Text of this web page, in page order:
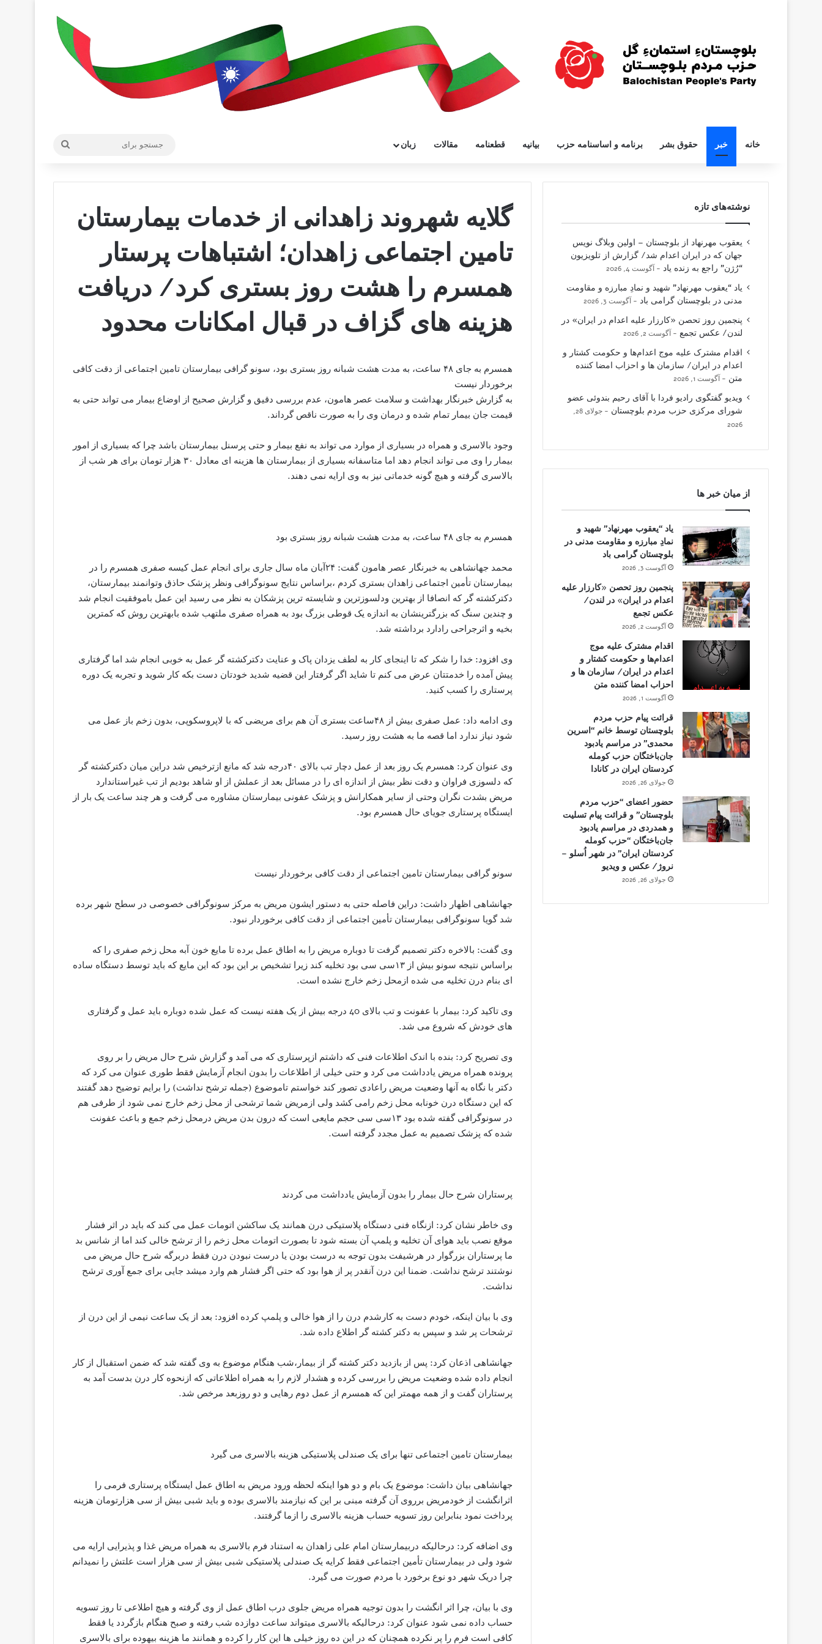
خانه خبر حقوق بشر برنامه و اساسنامه حزب بیانیه قطعنامه مقالات زبان
گلایه شهروند زاهدانی از خدمات بیمارستان
تامین اجتماعی زاهدان؛ اشتباهات پرستار
همسرم را هشت روز بستری کرد/ دریافت
هزینه های گزاف در قبال امکانات محدود
همسرم به جای ۴۸ ساعت، به مدت هشت شبانه روز بستری بود، سونو گرافی بیمارستان تامین اجتماعی از دقت کافی
برخوردار نیست
به گزارش خبرنگار بهداشت و سلامت عصر هامون، عدم بررسی دقیق و گزارش صحیح از اوضاع بیمار می تواند حتی به
قیمت جان بیمار تمام شده و درمان وی را به صورت ناقص گرداند.
وجود بالاسری و همراه در بسیاری از موارد می تواند به نفع بیمار و حتی پرسنل بیمارستان باشد چرا که بسیاری از امور
بیمار را وی می تواند انجام دهد اما متاسفانه بسیاری از بیمارستان ها هزینه ای معادل ۳۰ هزار تومان برای هر شب از
بالاسری گرفته و هیچ گونه خدماتی نیز به وی ارایه نمی دهند.
همسرم به جای ۴۸ ساعت، به مدت هشت شبانه روز بستری بود
محمد جهانشاهی به خبرنگار عصر هامون گفت: ۲۴آبان ماه سال جاری برای انجام عمل کیسه صفری همسرم را در
بیمارستان تأمین اجتماعی زاهدان بستری کردم ،براساس نتایج سونوگرافی ونظر پزشک حاذق وتوانمند بیمارستان،
دکترکشته گر که انصافا از بهترین ودلسوزترین و شایسته ترین پزشکان به نظر می رسید این عمل باموفقیت انجام شد
و چندین سنگ که بزرگترینشان به اندازه یک قوطی بزرگ بود به همراه صفری ملتهب شده بابهترین روش که کمترین
بخیه و اثرجراحی رادارد برداشته شد.
وی افزود: خدا را شکر که تا اینجای کار به لطف یزدان پاک و عنایت دکترکشته گر عمل به خوبی انجام شد اما گرفتاری
پیش آمده را خدمتتان عرض می کنم تا شاید اگر گرفتار این قضیه شدید خودتان دست بکه کار شوید و تجربه یک دوره
پرستاری را کسب کنید.
وی ادامه داد: عمل صفری بیش از ۴۸ساعت بستری آن هم برای مریضی که با لاپروسکوپی، بدون زخم باز عمل می
شود نیاز ندارد اما قصه ما به هشت روز رسید.
وی عنوان کرد: همسرم یک روز بعد از عمل دچار تب بالای ۴۰درجه شد که مانع ازترخیص شد دراین میان دکترکشته گر
که دلسوزی فراوان و دقت نظر بیش از اندازه ای را در مسائل بعد از عملش از او شاهد بودیم از تب غیراستاندارد
مریض بشدت نگران وحتی از سایر همکارانش و پزشک عفونی بیمارستان مشاوره می گرفت و هر چند ساعت یک بار از
ایستگاه پرستاری جویای حال همسرم بود.
سونو گرافی بیمارستان تامین اجتماعی از دقت کافی برخوردار نیست
جهانشاهی اظهار داشت: دراین فاصله حتی به دستور ایشون مریض به مرکز سونوگرافی خصوصی در سطح شهر برده
شد گویا سونوگرافی بیمارستان تأمین اجتماعی از دقت کافی برخوردار نبود.
وی گفت: بالاخره دکتر تصمیم گرفت تا دوباره مریض را به اطاق عمل برده تا مایع خون آبه محل زخم صفری را که
براساس نتیجه سونو بیش از ۱۳سی سی بود تخلیه کند زیرا تشخیص بر این بود که این مایع که باید توسط دستگاه ساده
ای بنام درن تخلیه می شده ازمحل زخم خارج نشده است.
وی تاکید کرد: بیمار با عفونت و تب بالای 40 درجه بیش از یک هفته نیست که عمل شده دوباره باید عمل و گرفتاری
های خودش که شروع می شد.
وی تصریح کرد: بنده با اندک اطلاعات فنی که داشتم ازپرستاری که می آمد و گزارش شرح حال مریض را بر روی
پرونده همراه مریض یادداشت می کرد و حتی خیلی از اطلاعات را بدون انجام آزمایش فقط طوری عنوان می کرد که
دکتر با نگاه به آنها وضعیت مریض راعادی تصور کند خواستم تاموضوع (جمله ترشح نداشت) را برایم توضیح دهد گفتند
که این دستگاه درن خونابه محل زخم رامی کشد ولی ازمریض شما ترشحی از محل زخم خارج نمی شود از طرفی هم
در سونوگرافی گفته شده بود ۱۳سی سی حجم مایعی است که درون بدن مریض درمحل زخم جمع و باعث عفونت
شده که پزشک تصمیم به عمل مجدد گرفته است.
پرستاران شرح حال بیمار را بدون آزمایش یادداشت می کردند
وی خاطر نشان کرد: ازنگاه فنی دستگاه پلاستیکی درن همانند یک ساکشن اتومات عمل می کند که باید در اثر فشار
موقع نصب باید هوای آن تخلیه و پلمپ آن بسته شود تا بصورت اتومات محل زخم را از ترشح خالی کند اما از شانس بد
ما پرستاران بزرگوار در هرشیفت بدون توجه به درست بودن یا درست نبودن درن فقط دربرگه شرح حال مریض می
نوشتند ترشح نداشت. ضمنا این درن آنقدر پر از هوا بود که حتی اگر فشار هم وارد میشد جایی برای جمع آوری ترشح
نداشت.
وی با بیان اینکه، خودم دست به کارشدم درن را از هوا خالی و پلمپ کرده افزود: بعد از یک ساعت نیمی از این درن از
ترشحات پر شد و سپس به دکتر کشته گر اطلاع داده شد.
جهانشاهی اذعان کرد: پس از بازدید دکتر کشته گر از بیمار،شب هنگام موضوع به وی گفته شد که ضمن استقبال از کار
انجام داده شده وضعیت مریض را بررسی کرده و هشدار لازم را به همراه اطلاعاتی که ازنحوه کار درن بدست آمد به
پرستاران گفت و از همه مهمتر این که همسرم از عمل دوم رهایی و دو روزبعد مرخص شد.
بیمارستان تامین اجتماعی تنها برای یک صندلی پلاستیکی هزینه بالاسری می گیرد
جهانشاهی بیان داشت: موضوع یک بام و دو هوا اینکه لحظه ورود مریض به اطاق عمل ایستگاه پرستاری فرمی را
اثرانگشت از خودمریض برروی آن گرفته مبنی بر این که نیازمند بالاسری بوده و باید شبی بیش از سی هزارتومان هزینه
پرداخت نمود بنابراین روز تسویه حساب هزینه بالاسری را ازما گرفتند.
وی اضافه کرد: درحالیکه دربیمارستان امام علی زاهدان به استناد فرم بالاسری به همراه مریض غذا و پذیرایی ارایه می
شود ولی در بیمارستان تأمین اجتماعی فقط کرایه یک صندلی پلاستیکی شبی بیش از سی هزار است علتش را نمیدانم
چرا دریک شهر دو نوع برخورد با مردم صورت می گیرد.
وی با بیان، چرا اثر انگشت را بدون توجیه همراه مریض جلوی درب اطاق عمل از وی گرفته و هیچ اطلاعی تا روز تسویه
حساب داده نمی شود عنوان کرد: درحالیکه بالاسری میتواند ساعت دوازده شب رفته و صبح هنگام بازگردد یا فقط
کافی است فرم را پر نکرده همچنان که در این ده روز خیلی ها این کار را کرده و همانند ما هزینه بیهوده برای بالاسری
نوشته‌های تازه
یعقوب مهرنهاد از بلوچستان – اولین وبلاگ نویس
جهان که در ایران اعدام شد/ گزارش از تلویزیون
“رُژن” راجع به زنده یاد
آگوست 4, 2026
یاد “یعقوب مهرنهاد” شهید و نمادِ مبارزه و مقاومت
مدنی در بلوچستان گرامی باد
آگوست 3, 2026
پنجمین روز تحصن «کارزار علیه اعدام در ایران» در
لندن/ عکس تجمع
آگوست 2, 2026
اقدام مشترک علیه موج اعدام‌ها و حکومت کشتار و
اعدام در ایران/ سازمان ها و احزاب امضا کننده
متن
آگوست 1, 2026
ویدیو گفتگوی رادیو فردا با آقای رحیم بندوئی عضو
شورای مرکزی حزب مردم بلوچستان
جولای 28,
2026
از میان خبر ها
یاد “یعقوب مهرنهاد” شهید و
نمادِ مبارزه و مقاومت مدنی در
بلوچستان گرامی باد
آگوست 3, 2026
پنجمین روز تحصن «کارزار علیه
اعدام در ایران» در لندن/
عکس تجمع
آگوست 2, 2026
اقدام مشترک علیه موج
اعدام‌ها و حکومت کشتار و
اعدام در ایران/ سازمان ها و
احزاب امضا کننده متن
آگوست 1, 2026
قرائت پیام حزب مردم
بلوچستان توسط خانم “اسرین
محمدی” در مراسم یادبود
جان‌باختگان حزب کومله
کردستان ایران در کانادا
جولای 26, 2026
حضور اعضای “حزب مردم
بلوچستان” و قرائت پیام تسلیت
و همدردی در مراسم یادبود
جان‌باختگان “حزب کومله
کردستان ایران” در شهر اُسلو –
نروژ/ عکس و ویدیو
جولای 26, 2026